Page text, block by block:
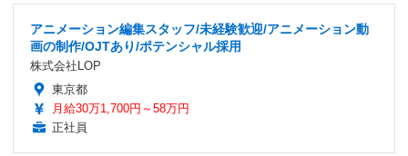
アニメーション編集スタッフ/未経験歓迎/アニメーション動
画の制作/OJTあり/ポテンシャル採用
株式会社LOP
東京都
月給30万1,700円～58万円
正社員